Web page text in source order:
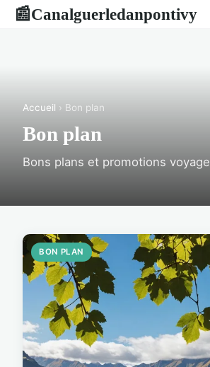
📰Canalguerledanpontivy
Accueil › Bon plan
Bon plan
Bons plans et promotions voyage
BON PLAN